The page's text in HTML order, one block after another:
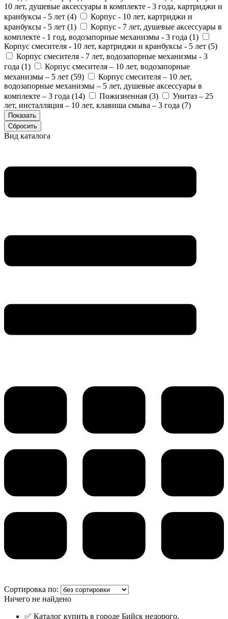
10 лет, душевые аксессуары в комплекте - 3 года, картриджи и
кранбуксы - 5 лет (4)
Корпус - 10 лет, картриджи и
кранбуксы - 5 лет (1)
Корпус - 7 лет, душевые аксессуары в
комплекте - 1 год, водозапорные механизмы - 3 года (1)
Корпус смесителя - 10 лет, картриджи и кранбуксы - 5 лет (5)
Корпус смесителя - 7 лет, водозапорные механизмы - 3
года (1)
Корпус смесителя – 10 лет, водозапорные
механизмы – 5 лет (59)
Корпус смесителя – 10 лет,
водозапорные механизмы – 5 лет, душевые аксессуары в
комплекте – 3 года (14) Пожизненная (3)
Унитаз – 25
лет, инсталляция – 10 лет, клавиша смыва – 3 года (7)
Вид каталога
Сортировка по:
Ничего не найдено
✅ Каталог купить в городе Бийск недорого.